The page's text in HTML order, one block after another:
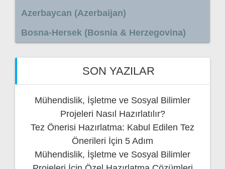
Azerbaycan (Azerbaijan)
Bosna-Hersek (Bosnia & Herzegovina)
SON YAZILAR
Mühendislik, İşletme ve Sosyal Bilimler
Projeleri Nasıl Hazırlatılır?
Tez Önerisi Hazırlatma: Kabul Edilen Tez
Önerileri İçin 5 Adım
Mühendislik, İşletme ve Sosyal Bilimler